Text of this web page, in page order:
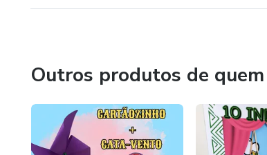
Outros produtos de